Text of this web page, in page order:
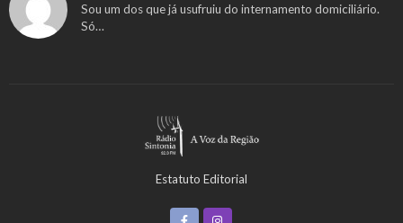
Sou um dos que já usufruiu do internamento domiciliário.
Só…
Estatuto Editorial